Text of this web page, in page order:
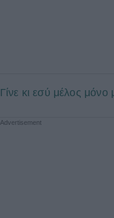
Γίνε κι εσύ μέλος